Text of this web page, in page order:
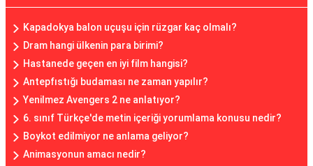
Kapadokya balon uçuşu için rüzgar kaç olmalı?
Dram hangi ülkenin para birimi?
Hastanede geçen en iyi film hangisi?
Antepfıstığı budaması ne zaman yapılır?
Yenilmez Avengers 2 ne anlatıyor?
6. sınıf Türkçe'de metin içeriği yorumlama konusu nedir?
Boykot edilmiyor ne anlama geliyor?
Animasyonun amacı nedir?